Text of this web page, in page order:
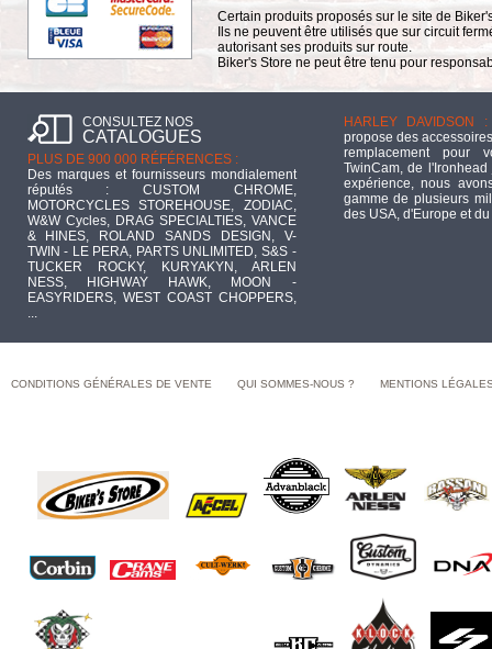
Certain produits proposés sur le site de
Ils ne peuvent être utilisés que sur circuit
autorisant ses produits sur route.
Biker's Store ne peut être tenu pour
CONSULTEZ NOS
CATALOGUES
PLUS DE 900 000 RÉFÉRENCES :
Des marques et fournisseurs mondialement
réputés : CUSTOM CHROME,
MOTORCYCLES STOREHOUSE, ZODIAC,
W&W Cycles, DRAG SPECIALTIES, VANCE
& HINES, ROLAND SANDS DESIGN, V-
TWIN - LE PERA, PARTS UNLIMITED, S&S -
TUCKER ROCKY, KURYAKYN, ARLEN
NESS, HIGHWAY HAWK, MOON -
EASYRIDERS, WEST COAST CHOPPERS,
...
HARLEY DAVIDSON :
propose des
remplacement pour
TwinCam, de
expérience, nous
gamme de plusieurs
des USA, d'Europe et
CONDITIONS GÉNÉRALES DE VENTE QUI SOMMES-NOUS ? MENTIONS